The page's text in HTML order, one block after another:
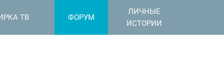
ТВ ФОРУМ
ЛИЧНЫЕ
ИСТОРИИ